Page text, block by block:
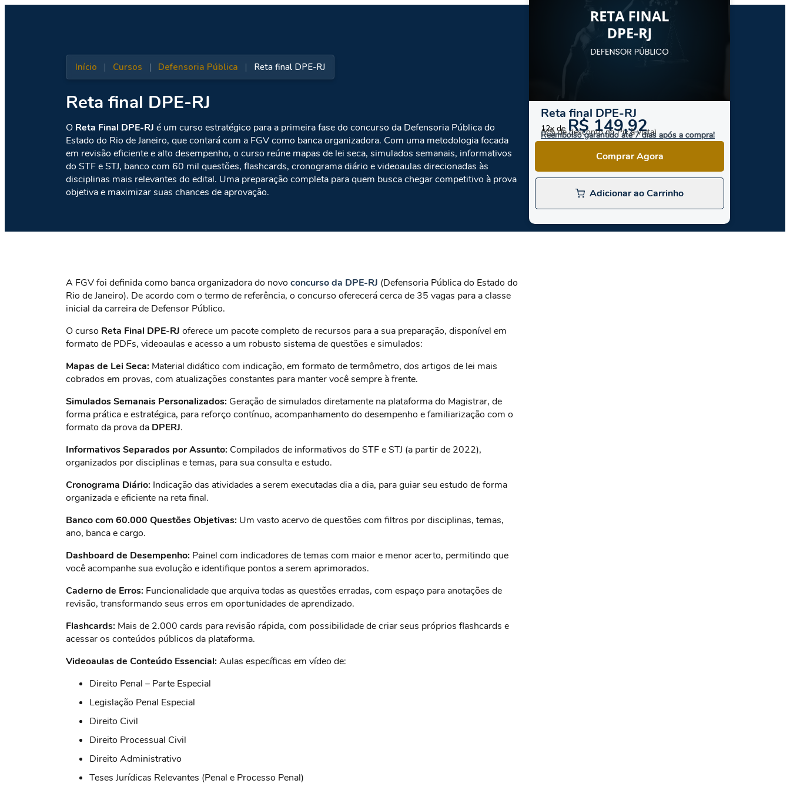
Início | Cursos | Defensoria Pública | Reta final DPE-RJ
Reta final DPE-RJ
O Reta Final DPE-RJ é um curso estratégico para a primeira fase do concurso da Defensoria Pública do
Estado do Rio de Janeiro, que contará com a FGV como banca organizadora. Com uma metodologia focada
em revisão eficiente e alto desempenho, o curso reúne mapas de lei seca, simulados semanais, informativos
do STF e STJ, banco com 60 mil questões, flashcards, cronograma diário e videoaulas direcionadas às
disciplinas mais relevantes do edital. Uma preparação completa para quem busca chegar competitivo à prova
objetiva e maximizar suas chances de aprovação.
A FGV foi definida como banca organizadora do novo concurso da DPE-RJ (Defensoria Pública do Estado do
Rio de Janeiro). De acordo com o termo de referência, o concurso oferecerá cerca de 35 vagas para a classe
inicial da carreira de Defensor Público.
O curso Reta Final DPE-RJ oferece um pacote completo de recursos para a sua preparação, disponível em
formato de PDFs, videoaulas e acesso a um robusto sistema de questões e simulados:
Mapas de Lei Seca: Material didático com indicação, em formato de termômetro, dos artigos de lei mais
cobrados em provas, com atualizações constantes para manter você sempre à frente.
Simulados Semanais Personalizados: Geração de simulados diretamente na plataforma do Magistrar, de
forma prática e estratégica, para reforço contínuo, acompanhamento do desempenho e familiarização com o
formato da prova da DPERJ.
Informativos Separados por Assunto: Compilados de informativos do STF e STJ (a partir de 2022),
organizados por disciplinas e temas, para sua consulta e estudo.
Cronograma Diário: Indicação das atividades a serem executadas dia a dia, para guiar seu estudo de forma
organizada e eficiente na reta final.
Banco com 60.000 Questões Objetivas: Um vasto acervo de questões com filtros por disciplinas, temas,
ano, banca e cargo.
Dashboard de Desempenho: Painel com indicadores de temas com maior e menor acerto, permitindo que
você acompanhe sua evolução e identifique pontos a serem aprimorados.
Caderno de Erros: Funcionalidade que arquiva todas as questões erradas, com espaço para anotações de
revisão, transformando seus erros em oportunidades de aprendizado.
Flashcards: Mais de 2.000 cards para revisão rápida, com possibilidade de criar seus próprios flashcards e
acessar os conteúdos públicos da plataforma.
Videoaulas de Conteúdo Essencial: Aulas específicas em vídeo de:
Direito Penal – Parte Especial
Legislação Penal Especial
Direito Civil
Direito Processual Civil
Direito Administrativo
Teses Jurídicas Relevantes (Penal e Processo Penal)
Reta final DPE-RJ
12x de R$ 149,92
(5% de desconto no Pix à vista)
Reembolso garantido até 7 dias após a compra!
Comprar Agora
Adicionar ao Carrinho